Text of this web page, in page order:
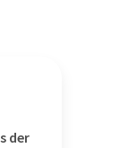
der